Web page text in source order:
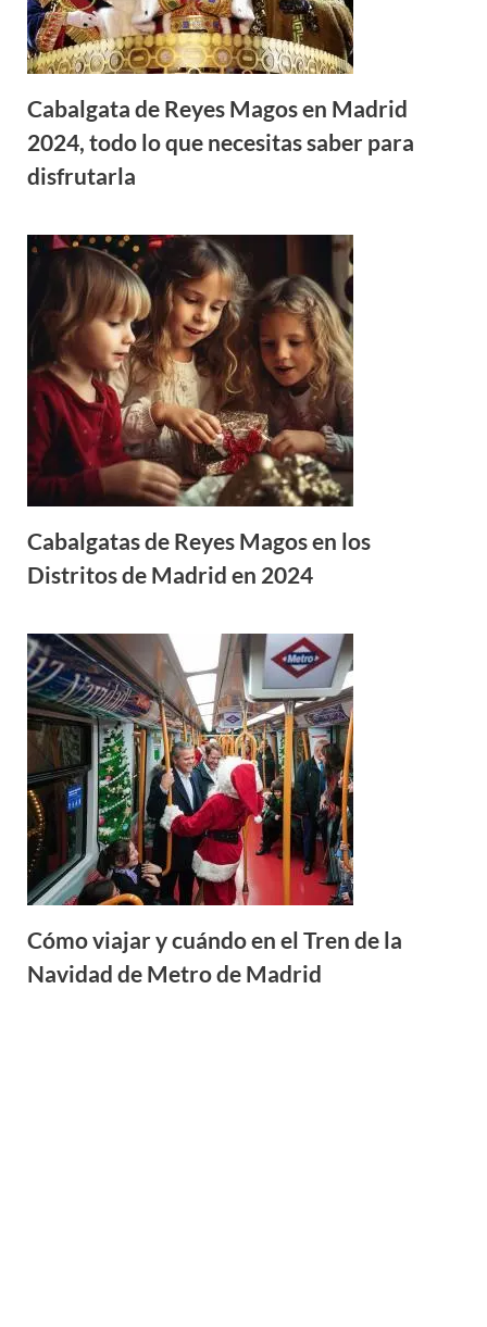
Cabalgata de Reyes Magos en Madrid
2024, todo lo que necesitas saber para
disfrutarla
Cabalgatas de Reyes Magos en los
Distritos de Madrid en 2024
Cómo viajar y cuándo en el Tren de la
Navidad de Metro de Madrid